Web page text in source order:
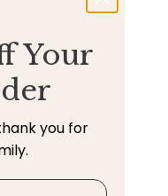
Your
you for